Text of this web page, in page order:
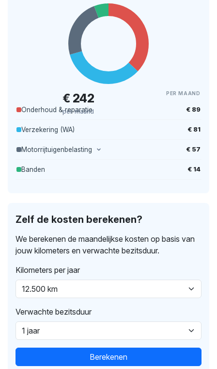
€ 242
per maand
PER MAAND
Onderhoud & reparatie € 89
Verzekering (WA) € 81
Motorrijtuigenbelasting € 57
Banden € 14
Zelf de kosten berekenen?
We berekenen de maandelijkse kosten op basis van
jouw kilometers en verwachte bezitsduur.
Kilometers per jaar
Verwachte bezitsduur
Berekenen